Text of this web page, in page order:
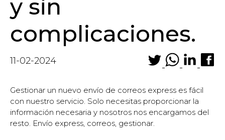
y sin
complicaciones.
11-02-2024
Gestionar un nuevo envío de correos express es fácil
con nuestro servicio. Solo necesitas proporcionar la
información necesaria y nosotros nos encargamos del
resto. Envío express, correos, gestionar.